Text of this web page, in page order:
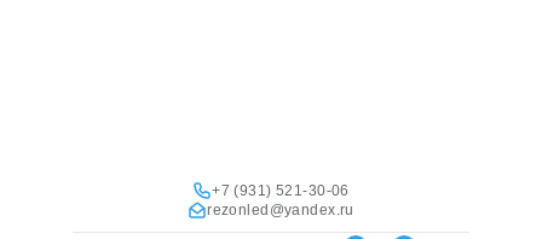
+7 (931) 521-30-06
rezonled@yandex.ru